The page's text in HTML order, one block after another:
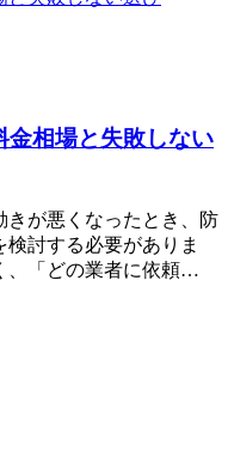
金相場と失敗しない
きが悪くなったとき、防
討する必要がありま
、「どの業者に依頼…